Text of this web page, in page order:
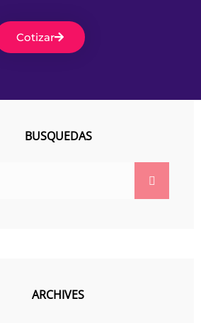
Cotizar
BUSQUEDAS
ARCHIVES